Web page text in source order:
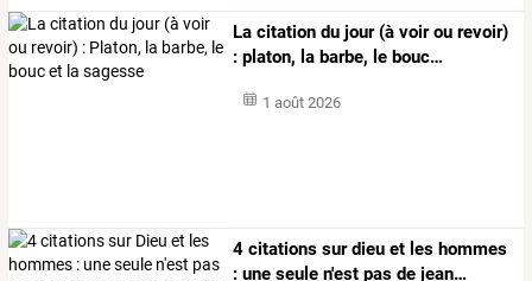
La citation du jour(à voirou revoir)
: platon, la barbe, le bouc…
1 août 2026
4 citations surdieu et les hommes
: une seule n'est pas de jean…